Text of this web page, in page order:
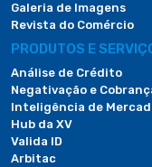
Galeria de Imagens
Revista do Comércio
PRODUTOS E
Análise de Crédito
Negativação e
Inteligência de
Hub da XV
Valida ID
Arbitac